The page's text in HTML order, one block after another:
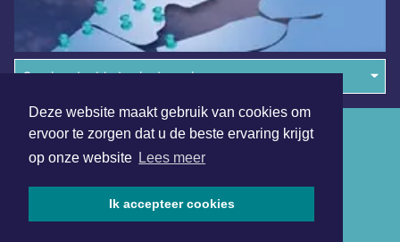
Deze website maakt gebruik van cookies om
ervoor te zorgen dat u de beste ervaring krijgt
op onze website Lees meer
Ik accepteer cookies
Overige dagbladen in de regio
Algemene voorwaarden
Disclaimer